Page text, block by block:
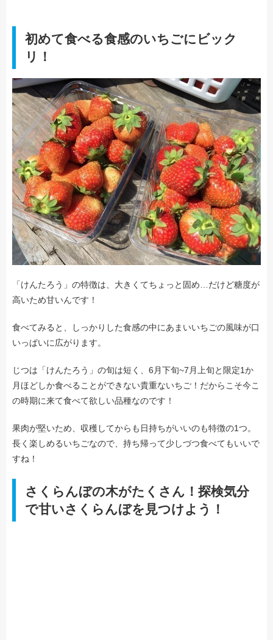
初めて食べる食感のいちごにビック
リ！
「けんたろう」の特徴は、大きくてちょっと固め…だけど糖度が
高いため甘いんです！
食べてみると、しっかりした食感の中にあまいいちごの風味が口
いっぱいに広がります。
じつは「けんたろう」の旬は短く、6月下旬~7月上旬と限定1か
月ほどしか食べることができない貴重ないちご！だからこそ今こ
の時期に来て食べて欲しい品種なのです！
果肉が堅いため、収穫してからも日持ちがいいのも特徴の1つ。
長く楽しめるいちごなので、持ち帰って少しづつ食べてもいいで
すね！
さくらんぼの木がたくさん！探検気分
で甘いさくらんぼを見つけよう！